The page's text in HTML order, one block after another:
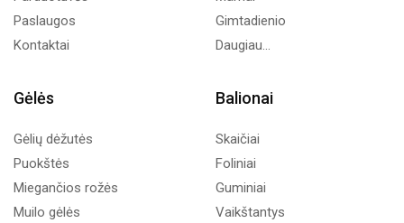
Paslaugos
Kontaktai
Gimtadienio
Daugiau...
Gėlės
Gėlių dėžutės
Puokštės
Miegančios rožės
Muilo gėlės
Balionai
Skaičiai
Foliniai
Guminiai
Vaikštantys